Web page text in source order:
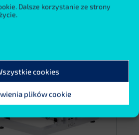
Dalsze korzystanie ze strony
cookies
plików cookie